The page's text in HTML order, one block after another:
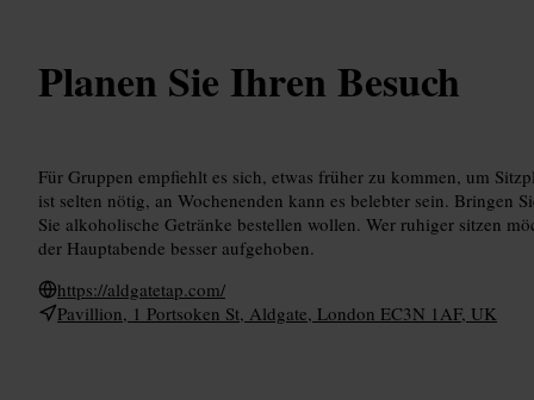
Planen Sie Ihren Besuch
Für Gruppen empfiehlt es sich, etwas früher zu kommen, um
ist selten nötig, an Wochenenden kann es belebter sein. Bringen
Sie alkoholische Getränke bestellen wollen. Wer ruhiger sitzen
der Hauptabende besser aufgehoben.
https://aldgatetap.com/
Pavillion, 1 Portsoken St, Aldgate, London EC3N 1AF, UK